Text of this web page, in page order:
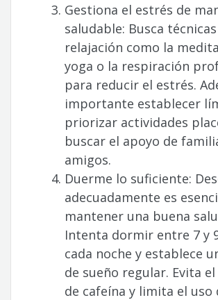
Gestiona el estrés de
saludable: Busca
relajación como la
yoga o la respiración
para reducir el estrés.
importante establecer
priorizar actividades
buscar el apoyo de
amigos.
Duerme lo suficiente:
adecuadamente es
mantener una buena
Intenta dormir entre 7 y
cada noche y establece
de sueño regular. Evita
de cafeína y limita el uso